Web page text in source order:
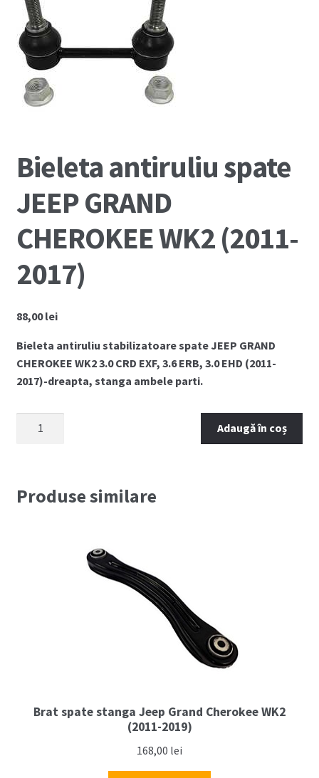
Cum comand ?
Despre Noi
Marci Comercializate
Politica COOKIE
Politica de confidentialitate
Serviciile Noastre
Termeni si conditii
Bieleta antiruliu spate
JEEP GRAND
CHEROKEE WK2 (2011-
2017)
88,00lei
Bieleta antiruliu stabilizatoare spate JEEP GRAND
CHEROKEE WK2 3.0 CRD EXF, 3.6 ERB, 3.0 EHD (2011-
2017)-dreapta, stanga ambele parti.
JEEP
Adaugă în coș
Produse similare
Brat spate stanga Jeep Grand Cherokee WK2
(2011-2019)
168,00 lei